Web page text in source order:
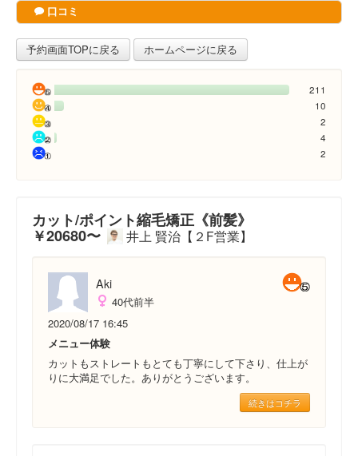
口コミ
予約画面TOPに戻る ホームページに戻る
211
10
2
4
2
カット/ポイント縮毛矯正《前髪》
￥20680〜 井上 賢治【２F営業】
Aki
40代前半
2020/08/17 16:45
メニュー体験
カットもストレートもとても丁寧にして下さり、仕上が
りに大満足でした。ありがとうございます。
続きはコチラ